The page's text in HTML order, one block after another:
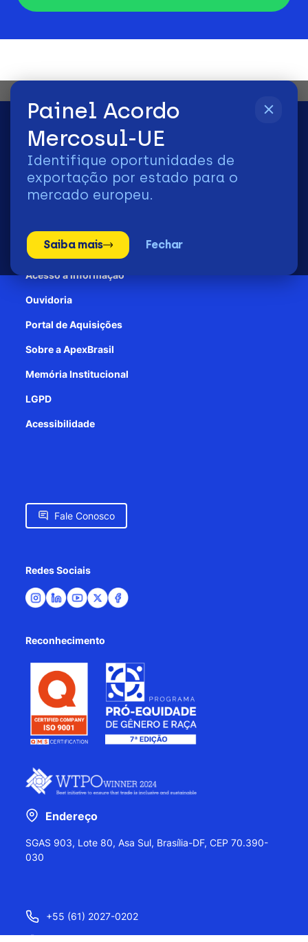
Painel Acordo
Mercosul-UE
Identifique oportunidades de
exportação por estado para o
mercado europeu.
Saiba mais Fechar
2026 | © Todos os Direitos Reservados - ApexBrasil
Patrocínio
Acesso à informação
Ouvidoria
Portal de Aquisições
Sobre a ApexBrasil
Memória Institucional
LGPD
Acessibilidade
Fale Conosco
Redes Sociais
Reconhecimento
Endereço
SGAS 903, Lote 80, Asa Sul, Brasília-DF, CEP 70.390-
030
+55 (61) 2027-0202